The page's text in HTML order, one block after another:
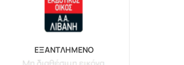
ΕΞΑΝΤΛΗΜΈΝΟ